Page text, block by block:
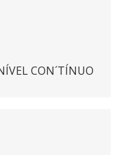
CON´TÍNUO